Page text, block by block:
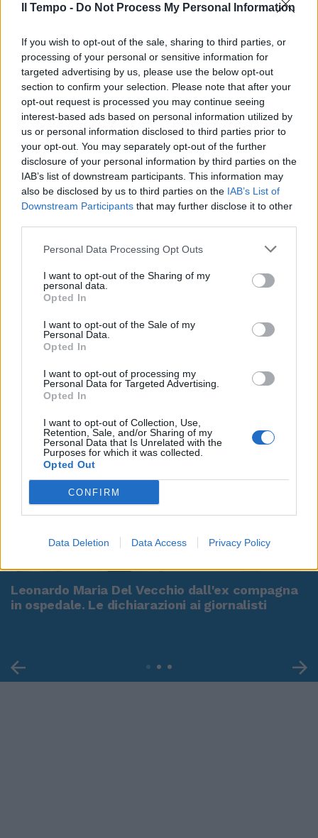
Il Tempo - Do Not Process My Personal Information
If you wish to opt-out of the sale, sharing to third parties, or
processing of your personal or sensitive information for
targeted advertising by us, please use the below opt-out
section to confirm your selection. Please note that after your
opt-out request is processed you may continue seeing
interest-based ads based on personal information utilized by
us or personal information disclosed to third parties prior to
your opt-out. You may separately opt-out of the further
disclosure of your personal information by third parties on the
IAB’s list of downstream participants. This information may
also be disclosed by us to third parties on the IAB’s List of
Downstream Participants that may further disclose it to other
Personal Data Processing Opt Outs
I want to opt-out of the Sharing of my
personal data.
Opted In
I want to opt-out of the Sale of my
Personal Data.
Opted In
I want to opt-out of processing my
Personal Data for Targeted Advertising.
Opted In
I want to opt-out of Collection, Use,
Retention, Sale, and/or Sharing of my
Personal Data that Is Unrelated with the
Purposes for which it was collected.
Opted Out
CONFIRM
Data Deletion Data Access Privacy Policy
Leonardo Maria Del Vecchio dall'ex compagna
in ospedale. Le dichiarazioni ai giornalisti